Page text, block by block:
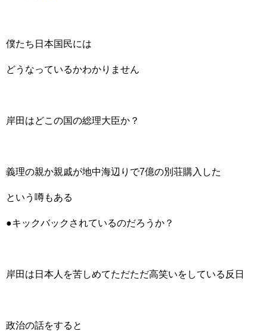
僕たち日本国民には
どうなっているかわかりません
岸田はどこの国の総理大臣か？
義理の親か親戚が地中海辺りで7億の別荘購入した
という噂もある
●キックバックされているのだろうか？
岸田は日本人を苦しめてただただ高笑いをしている反日
政治の話をすると